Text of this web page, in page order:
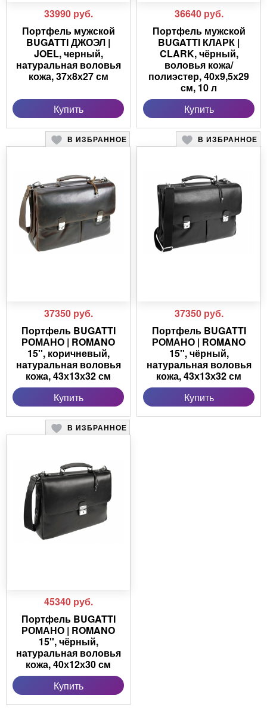
33990 руб.
Портфель мужской
BUGATTI ДЖОЭЛ |
JOEL, черный,
натуральная воловья
кожа, 37х8х27 см
Купить
36640 руб.
Портфель мужской
BUGATTI КЛАРК |
CLARK, чёрный,
воловья кожа/
полиэстер, 40х9,5х29
см, 10 л
Купить
В ИЗБРАННОЕ
37350 руб.
Портфель BUGATTI
РОМАНО | ROMANO
15'', коричневый,
натуральная воловья
кожа, 43х13х32 см
Купить
В ИЗБРАННОЕ
37350 руб.
Портфель BUGATTI
РОМАНО | ROMANO
15'', чёрный,
натуральная воловья
кожа, 43х13х32 см
Купить
В ИЗБРАННОЕ
45340 руб.
Портфель BUGATTI
РОМАНО | ROMANO
15'', чёрный,
натуральная воловья
кожа, 40х12х30 см
Купить